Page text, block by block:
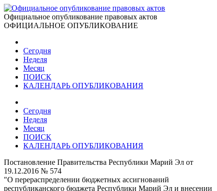
Официальное опубликование правовых актов
ОФИЦИАЛЬНОЕ ОПУБЛИКОВАНИЕ
Сегодня
Неделя
Месяц
ПОИСК
КАЛЕНДАРЬ ОПУБЛИКОВАНИЯ
Сегодня
Неделя
Месяц
ПОИСК
КАЛЕНДАРЬ ОПУБЛИКОВАНИЯ
Постановление Правительства Республики Марий Эл от
19.12.2016 № 574
"О перераспределении бюджетных ассигнований
республиканского бюджета Республики Марий Эл и внесении